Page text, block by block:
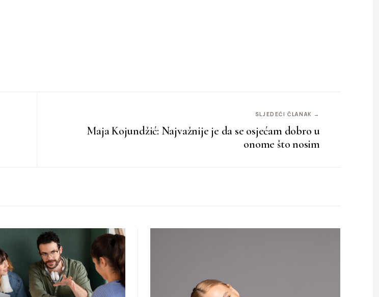
SLJEDEĆI ČLANAK →
Maja Kojundžić: Najvažnije je da se osjećam dobro u
onome što nosim